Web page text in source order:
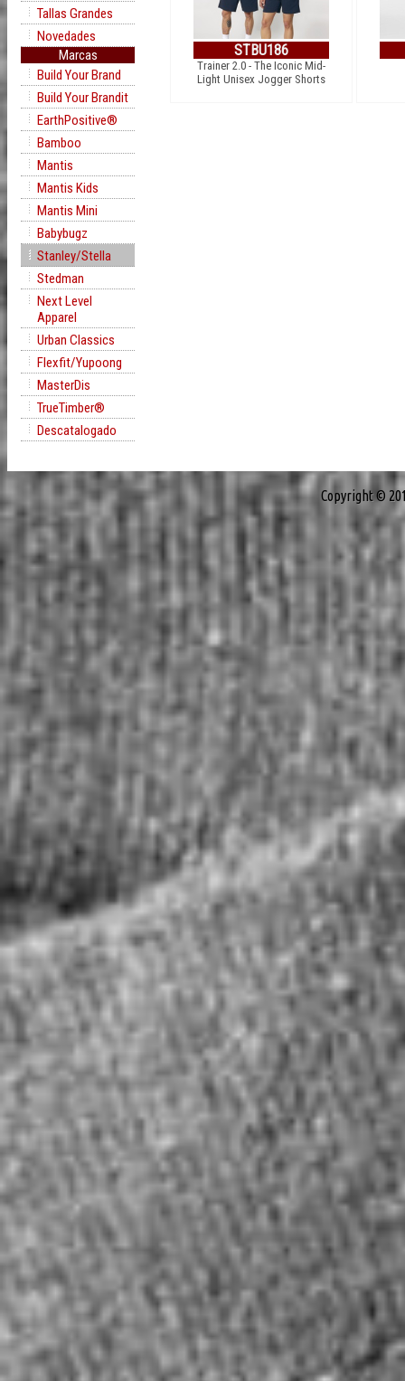
Tallas Grandes
Novedades
Marcas
Build Your Brand
Build Your Brandit
EarthPositive®
Bamboo
Mantis
Mantis Kids
Mantis Mini
Babybugz
Stanley/Stella
Stedman
Next Level
Apparel
Urban Classics
Flexfit/Yupoong
MasterDis
TrueTimber®
Descatalogado
STBU186
Trainer 2.0 - The Iconic Mid-
Light Unisex Jogger Shorts
Copyright ©